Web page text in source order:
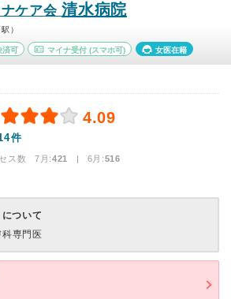
ナケア会清水病院
）
済可 マイナ受付 (スマホ可) 女医在籍
4.09
件
ス数 7月:421 | 6月:516
ついて
科専門医